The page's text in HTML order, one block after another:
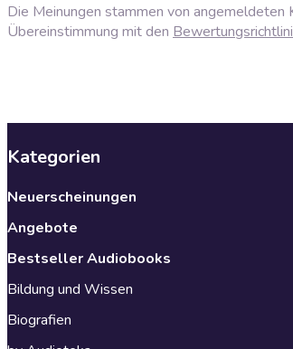
Die Meinungen stammen von
Übereinstimmung mit den
Kategorien
Neuerscheinungen
Angebote
Bestseller Audiobooks
Bildung und Wissen
Biografien